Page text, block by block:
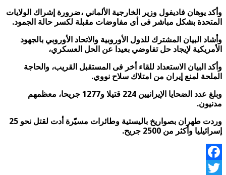
وأكد يوهان فاديفول وزير الخارجية الألماني ،ضرورة إشراك الولايات
المتحدة بشكل مباشر فى أى مفاوضات مقبلة لكسر حالة الجمود.
وأشاد البيان المشترك للدول الأوروبية والاتحاد الأوروبي بالجهود
الأمريكية لإيجاد حل تفاوضي بعيدا عن الحل العسكري،
وأكد البيان الاستعداد للقاء أخر فى المستقبل القريب، والحاجة
الملحة لمنع إيران من امتلاك سلاح نووي.
وبلغ عدد الضحايا الإيرانيين 224 قتيلا و1277 جريحا، معظمهم
مدنيون.
وردت طهران بصواريخ باليستية وطائرات مسيّرة أدت لقتل نحو 25
إسرائيليا وأكثر من 2500 جريح.
Facebook